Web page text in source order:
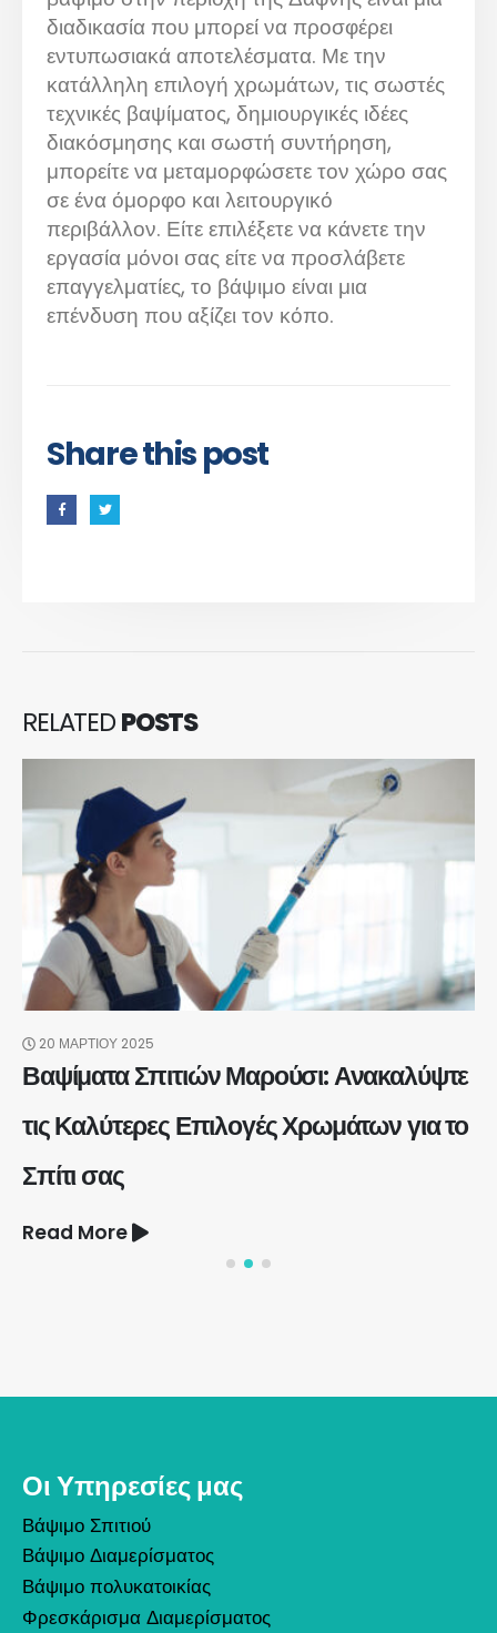
διαδικασία που μπορεί να προσφέρει
εντυπωσιακά αποτελέσματα. Με την
κατάλληλη επιλογή χρωμάτων, τις σωστές
τεχνικές βαψίματος, δημιουργικές ιδέες
διακόσμησης και σωστή συντήρηση,
μπορείτε να μεταμορφώσετε τον χώρο σας
σε ένα όμορφο και λειτουργικό
περιβάλλον. Είτε επιλέξετε να κάνετε την
εργασία μόνοι σας είτε να προσλάβετε
επαγγελματίες, το βάψιμο είναι μια
επένδυση που αξίζει τον κόπο.
Share this post
RELATEDPOSTS
20 ΜΑΡΤΊΟΥ 2025
Βαψίματα Σπιτιών Μαρούσι: Ανακαλύψτε
τις Καλύτερες Επιλογές Χρωμάτων για το
Σπίτι σας
Read More
Οι Υπηρεσίες μας
Βάψιμο Σπιτιού
Βάψιμο Διαμερίσματος
Βάψιμο πολυκατοικίας
Φρεσκάρισμα Διαμερίσματος